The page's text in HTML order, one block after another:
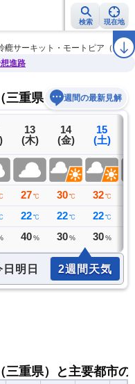
検索 現在地
警報・注意報 2週間天気 ラ
鹿サーキット・モートピア（三重
進路
三重県）の2週間天気
週間の最新見解
13
(木)
27 ℃
22 ℃
40 %
14
(金)
30 ℃
22 ℃
30 %
15
(土)
32 ℃
22 ℃
30 %
日明日 2週間天気
重県）と主要都市の